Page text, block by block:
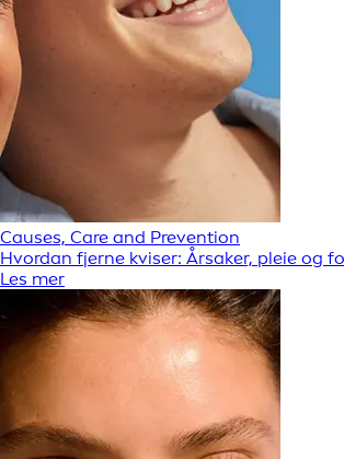
Causes, Care and Prevention
Hvordan fjerne kviser: Årsaker, pleie og
Les mer